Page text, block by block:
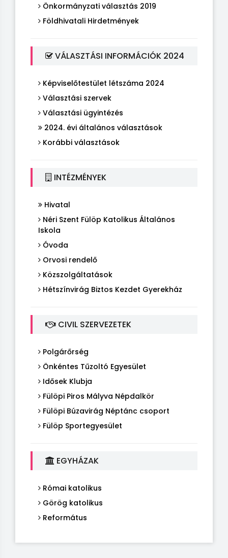
Önkormányzati választás 2019
Földhivatali Hirdetmények
VÁLASZTÁSI INFORMÁCIÓK 2024
Képviselőtestület létszáma 2024
Választási szervek
Választási ügyintézés
2024. évi általános választások
Korábbi választások
INTÉZMÉNYEK
Hivatal
Néri Szent Fülöp Katolikus Általános
Iskola
Óvoda
Orvosi rendelő
Közszolgáltatások
Hétszínvirág Biztos Kezdet Gyerekház
CIVIL SZERVEZETEK
Polgárőrség
Önkéntes Tűzoltó Egyesület
Idősek Klubja
Fülöpi Piros Mályva Népdalkör
Fülöpi Búzavirág Néptánc csoport
Fülöp Sportegyesület
EGYHÁZAK
Római katolikus
Görög katolikus
Református